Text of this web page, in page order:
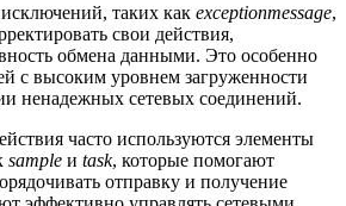
таких как exceptionmessage,
свои действия,
обмена данными. Это особенно
с высоким уровнем загруженности
ненадежных сетевых соединений.
часто используются элементы
sample и task, которые помогают
отправку и получение